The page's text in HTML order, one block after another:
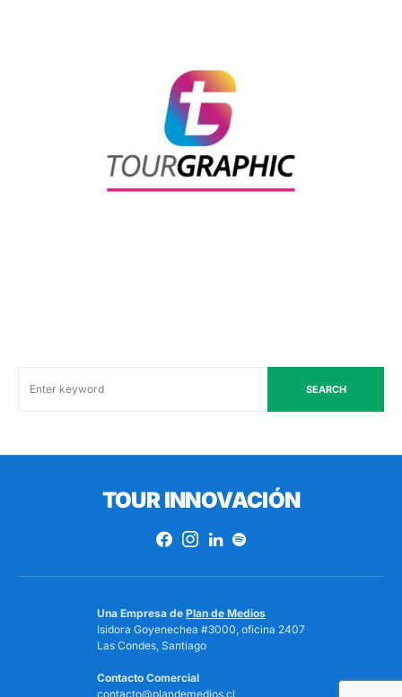
SEARCH
TOUR INNOVACIÓN
Una Empresa de Plan de Medios
Isidora Goyenechea #3000, oficina 2407
Las Condes, Santiago
Contacto Comercial
contacto@plandemedios.cl